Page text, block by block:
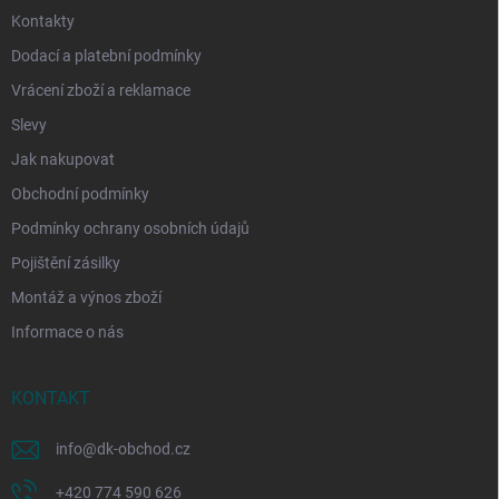
Kontakty
Dodací a platební podmínky
Vrácení zboží a reklamace
Slevy
Jak nakupovat
Obchodní podmínky
Podmínky ochrany osobních údajů
Pojištění zásilky
Montáž a výnos zboží
Informace o nás
KONTAKT
info@dk-obchod.cz
+420 774 590 626